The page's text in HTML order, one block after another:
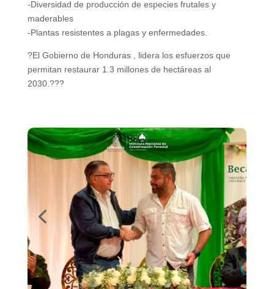
-Diversidad de producción de especies frutales y
maderables
-Plantas resistentes a plagas y enfermedades.
?El Gobierno de Honduras , lidera los esfuerzos que
permitan restaurar 1.3 millones de hectáreas al
2030.???